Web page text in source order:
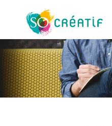
contenu